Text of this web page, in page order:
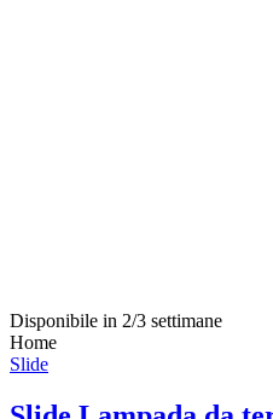
Disponibile in 2/3 settimane
Home
Slide